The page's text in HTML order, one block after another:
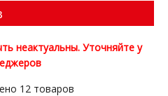
неактуальны. Уточняйте у
12 товаров